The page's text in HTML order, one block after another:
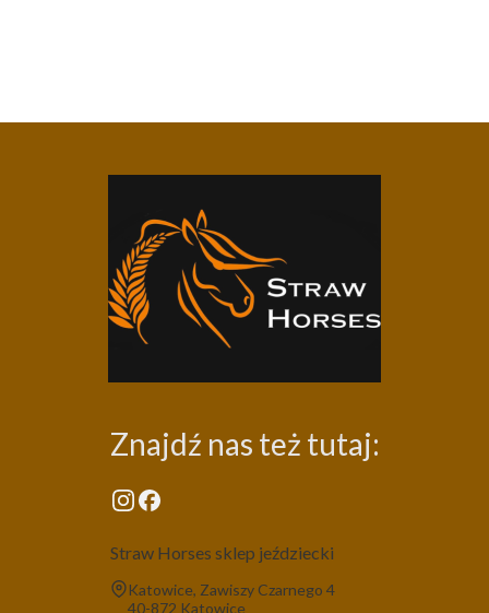
Znajdź nas też tutaj:
Straw Horses sklep jeździecki
Adres:
Katowice, Zawiszy Czarnego 4
40-872 Katowice